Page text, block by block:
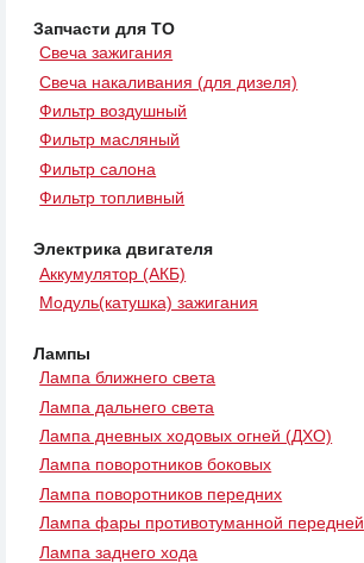
Запчасти для ТО
Свеча зажигания
Свеча накаливания (для дизеля)
Фильтр воздушный
Фильтр масляный
Фильтр салона
Фильтр топливный
Электрика двигателя
Аккумулятор (АКБ)
Модуль(катушка) зажигания
Лампы
Лампа ближнего света
Лампа дальнего света
Лампа дневных ходовых огней (ДХО)
Лампа поворотников боковых
Лампа поворотников передних
Лампа фары противотуманной передней
Лампа заднего хода